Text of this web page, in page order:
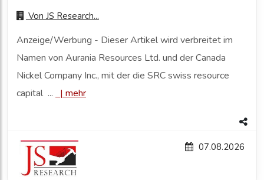
Von JS Research...
Anzeige/Werbung - Dieser Artikel wird verbreitet im
Namen von Aurania Resources Ltd. und der Canada
Nickel Company Inc., mit der die SRC swiss resource
capital ...
| mehr
07.08.2026